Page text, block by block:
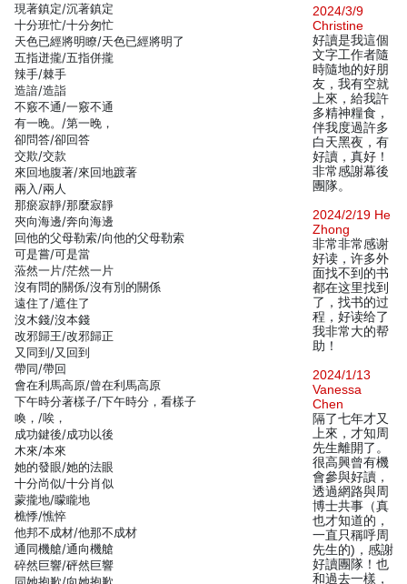
現著鎮定/沉著鎮定
十分班忙/十分匆忙
天色已經將明瞭/天色已經將明了
五指迸攏/五指併攏
辣手/棘手
造諳/造詣
不竅不通/一竅不通
有一晚。/第一晚，
卻問答/卻回答
交欺/交款
來回地腹著/來回地踱著
兩入/兩人
那瘀寂靜/那麼寂靜
夾向海邊/奔向海邊
回他的父母勒索/向他的父母勒索
可是嘗/可是當
蒞然一片/茫然一片
沒有問的關係/沒有別的關係
遠住了/遮住了
沒木錢/沒本錢
改邪歸王/改邪歸正
又同到/又回到
帶同/帶回
會在利馬高原/曾在利馬高原
下午時分著樣子/下午時分，看樣子
喚，/唉，
成功鍵後/成功以後
木來/本來
她的發眼/她的法眼
十分尚似/十分肖似
蒙攏地/矇矓地
樵悸/憔悴
他邦不成材/他那不成材
通同機艙/通向機艙
碎然巨響/砰然巨響
2024/3/9
Christine
好讀是我這個
文字工作者隨
時隨地的好朋
友，我有空就
上來，給我許
多精神糧食，
伴我度過許多
白天黑夜，有
好讀，真好！
非常感謝幕後
團隊。
2024/2/19 He
Zhong
非常非常感谢
好读，许多外
面找不到的书
都在这里找到
了，找书的过
程，好读给了
我非常大的帮
助！
2024/1/13
Vanessa
Chen
隔了七年才又
上來，才知周
先生離開了。
很高興曾有機
會參與好讀，
透過網路與周
博士共事（真
也才知道的，
一直只稱呼周
先生的)，感謝
好讀團隊！也
和過去一樣，